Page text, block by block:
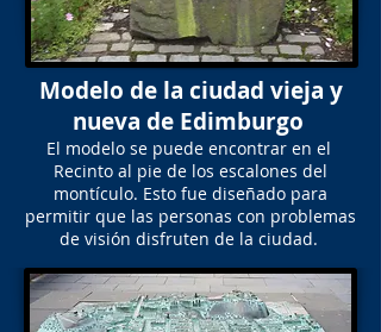
Modelo de la ciudad vieja y
nueva de Edimburgo
El modelo se puede encontrar en el
Recinto al pie de los escalones del
montículo. Esto fue diseñado para
permitir que las personas con problemas
de visión disfruten de la ciudad.